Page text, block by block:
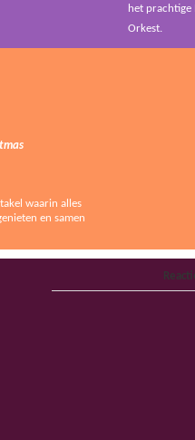
het prachtige
Orkest.
waarin alles
en samen